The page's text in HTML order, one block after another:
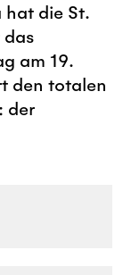
hat die St.
am 19.
den totalen
der